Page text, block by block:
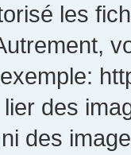
les
des
des